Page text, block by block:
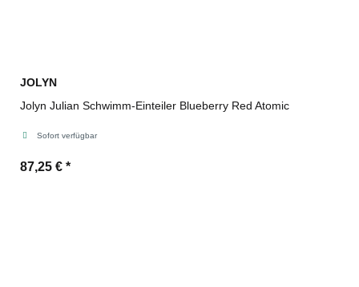
JOLYN
Jolyn Julian Schwimm-Einteiler Blueberry Red Atomic
Sofort verfügbar
87,25 € *